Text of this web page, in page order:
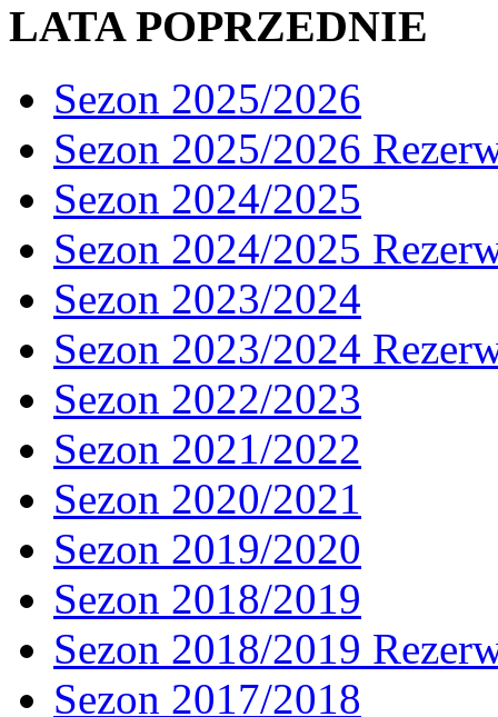
LATA POPRZEDNIE
Sezon 2025/2026
Sezon 2025/2026
Sezon 2024/2025
Sezon 2024/2025
Sezon 2023/2024
Sezon 2023/2024
Sezon 2022/2023
Sezon 2021/2022
Sezon 2020/2021
Sezon 2019/2020
Sezon 2018/2019
Sezon 2018/2019
Sezon 2017/2018